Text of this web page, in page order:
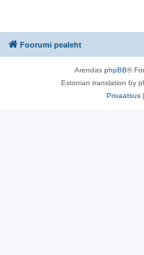
Foorumi pealeht
Arendas phpBB®
Estonian translation by
Privaatsus |